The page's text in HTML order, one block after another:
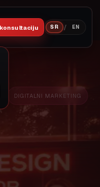
SR / EN
DIGITALNI MARKETING